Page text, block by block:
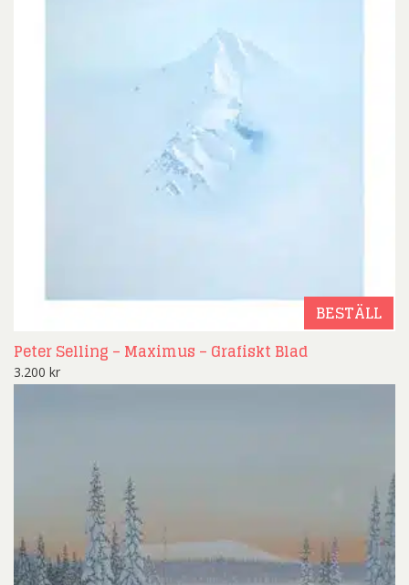
BESTÄLL
Peter Selling – Maximus – Grafiskt Blad
3.200 kr